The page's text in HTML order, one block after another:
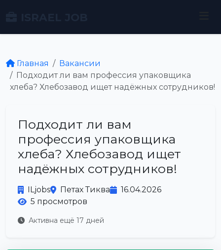
Главная
Вакансии
Подходит ли вам профессия упаковщика
хлеба? Хлебозавод ищет надёжных сотрудников!
Подходит ли вам
профессия упаковщика
хлеба? Хлебозавод ищет
надёжных сотрудников!
ILjobs Петах Тиква
16.04.2026
5 просмотров
Активна ещё 17 дней